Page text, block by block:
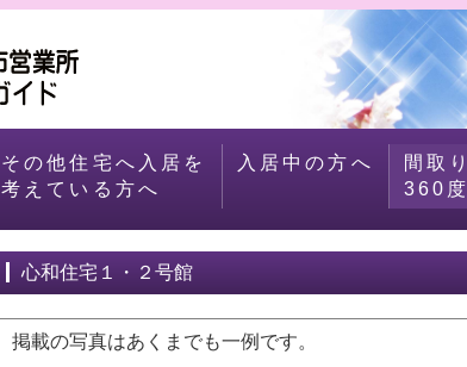
その他住宅へ入居を
考えている方へ
入居中の方へ
間取り
360
心和住宅１・２号館
掲載の写真はあくまでも一例です。